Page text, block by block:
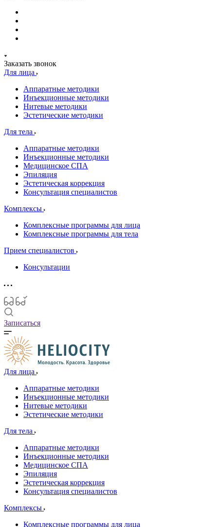
Заказать звонок
Для лица
Аппаратные методики
Инъекционные методики
Нитевые методики
Эстетические методики
Для тела
Аппаратные методики
Инъекционные методики
Медицинское СПА
Эпиляция
Эстетическая коррекция
Консультация специалистов
Комплексы
Комплексные программы для лица
Комплексные программы для тела
Прием специалистов
Консультации
Записаться
Для лица
Аппаратные методики
Инъекционные методики
Нитевые методики
Эстетические методики
Для тела
Аппаратные методики
Инъекционные методики
Медицинское СПА
Эпиляция
Эстетическая коррекция
Консультация специалистов
Комплексы
Комплексные программы для лица